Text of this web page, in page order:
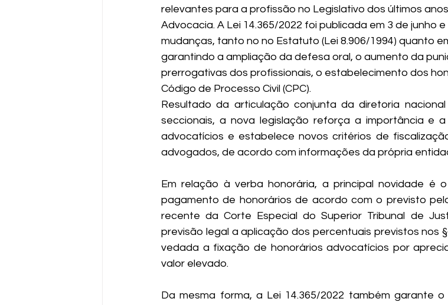
relevantes para a profissão no Legislativo dos últimos
Advocacia. A Lei 14.365/2022 foi publicada em 3 de junho
mudanças, tanto no no Estatuto (Lei 8.906/1994) quanto
garantindo a ampliação da defesa oral, o aumento da
prerrogativas dos profissionais, o estabelecimento dos
Código de Processo Civil (CPC).
Resultado da articulação conjunta da diretoria
seccionais, a nova legislação reforça a importância e
advocatícios e estabelece novos critérios de
advogados, de acordo com informações da própria
Em relação à verba honorária, a principal novidade é
pagamento de honorários de acordo com o previsto
recente da Corte Especial do Superior Tribunal de
previsão legal a aplicação dos percentuais previstos nos
vedada a fixação de honorários advocatícios por
valor elevado.
Da mesma forma, a Lei 14.365/2022 também garante